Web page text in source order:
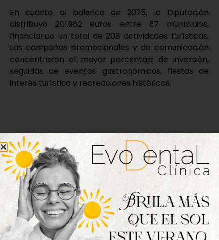
En cuanto al balance de 2025, la Diputación
distribuyó 201.982 euros entre 87 municipios,
financiando un total de 208 actividades turísticas.
Las campañas promocionales y de comunicación
concentraron el mayor porcentaje de inversión,
seguidas de eventos gastronómicos, fiestas de
interés turístico y recreaciones históricas.
Nueva edición
disponible
Hazte ya con la trigésimo séptima edición de
la revista Tordesillas al día. Haz clic sobre la
imagen para verla online.